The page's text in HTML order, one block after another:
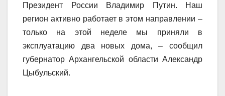
Президент России Владимир Путин. Наш
регион активно работает в этом направлении –
только на этой неделе мы приняли в
эксплуатацию два новых дома, – сообщил
губернатор Архангельской области Александр
Цыбульский.